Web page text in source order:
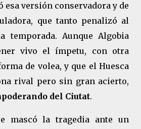
esa versión conservadora y de
que tanto penalizó al
temporada. Aunque Algobia
vivo el ímpetu, con otra
de volea, y que el Huesca
rival pero sin gran acierto,
del Ciutat.
mascó la tragedia ante un